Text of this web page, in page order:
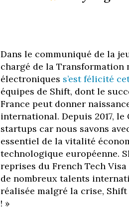
Dans le communiqué de la
chargé de la
électroniques s’est félicité
équipes de Shift, dont le
France peut donner
international. Depuis 2017,
startups car nous savons
essentiel de la vitalité
technologique européenne.
reprises du French Tech
de nombreux talents
réalisée malgré la crise,
! »